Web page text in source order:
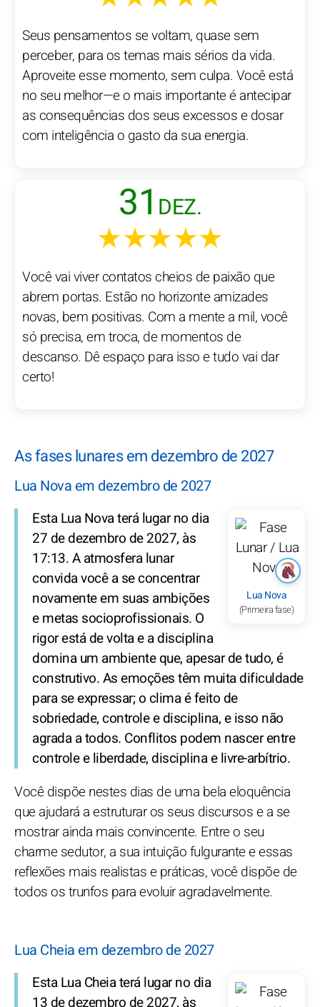
Seus pensamentos se voltam, quase sem
perceber, para os temas mais sérios da vida.
Aproveite esse momento, sem culpa. Você está
no seu melhor—e o mais importante é antecipar
as consequências dos seus excessos e dosar
com inteligência o gasto da sua energia.
31 DEZ.
★★★★★
Você vai viver contatos cheios de paixão que
abrem portas. Estão no horizonte amizades
novas, bem positivas. Com a mente a mil, você
só precisa, em troca, de momentos de
descanso. Dê espaço para isso e tudo vai dar
certo!
As fases lunares em dezembro de 2027
Lua Nova em dezembro de 2027
Lua Nova
(Primeira fase)
Esta Lua Nova terá lugar no dia
27 de dezembro de 2027, às
17:13. A atmosfera lunar
convida você a se concentrar
novamente em suas ambições
e metas socioprofissionais. O
rigor está de volta e a disciplina
domina um ambiente que, apesar de tudo, é
construtivo. As emoções têm muita dificuldade
para se expressar; o clima é feito de
sobriedade, controle e disciplina, e isso não
agrada a todos. Conflitos podem nascer entre
controle e liberdade, disciplina e livre-arbítrio.
Você dispõe nestes dias de uma bela eloquência
que ajudará a estruturar os seus discursos e a se
mostrar ainda mais convincente. Entre o seu
charme sedutor, a sua intuição fulgurante e essas
reflexões mais realistas e práticas, você dispõe de
todos os trunfos para evoluir agradavelmente.
Lua Cheia em dezembro de 2027
Esta Lua Cheia terá lugar no dia
13 de dezembro de 2027, às